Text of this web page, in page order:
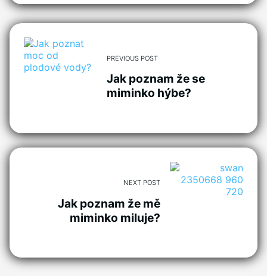
PREVIOUS POST
Jak poznam že se
miminko hýbe?
NEXT POST
Jak poznam že mě
miminko miluje?